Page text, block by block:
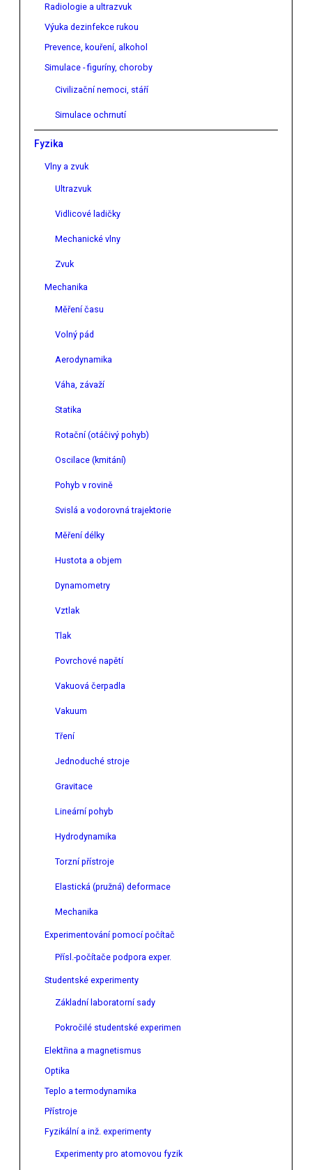
Radiologie a ultrazvuk
Výuka dezinfekce rukou
Prevence, kouření, alkohol
Simulace - figuríny, choroby
Civilizační nemoci, stáří
Simulace ochrnutí
Fyzika
Vlny a zvuk
Ultrazvuk
Vidlicové ladičky
Mechanické vlny
Zvuk
Mechanika
Měření času
Volný pád
Aerodynamika
Váha, závaží
Statika
Rotační (otáčivý pohyb)
Oscilace (kmitání)
Pohyb v rovině
Svislá a vodorovná trajektorie
Měření délky
Hustota a objem
Dynamometry
Vztlak
Tlak
Povrchové napětí
Vakuová čerpadla
Vakuum
Tření
Jednoduché stroje
Gravitace
Lineární pohyb
Hydrodynamika
Torzní přístroje
Elastická (pružná) deformace
Mechanika
Experimentování pomocí počítač
Přísl.-počítače podpora exper.
Studentské experimenty
Základní laboratorní sady
Pokročilé studentské experimen
Elektřina a magnetismus
Optika
Teplo a termodynamika
Přístroje
Fyzikální a inž. experimenty
Experimenty pro atomovou fyzik